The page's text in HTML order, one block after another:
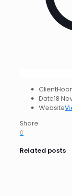
Client
Date18
Website
Share
0
Related posts